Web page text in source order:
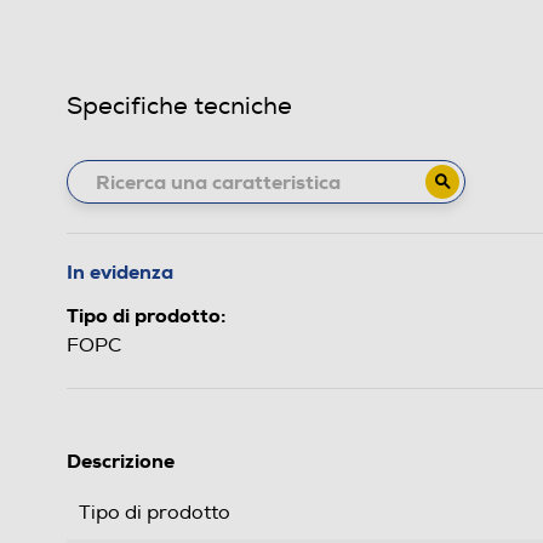
Specifiche tecniche
In evidenza
Tipo di prodotto:
FOPC
Descrizione
Tipo di prodotto